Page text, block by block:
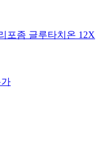
포좀 글루타치온 12X